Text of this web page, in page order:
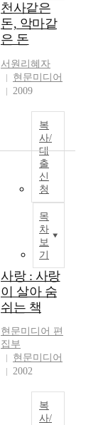
천사같은
돈, 악마같
은 돈
서원리혜자
현문미디어
2009
복
사/
대
출
신
청
목
차
보
기
사랑 : 사랑
이 살아 숨
쉬는 책
현문미디어 편
집부
현문미디어
2002
복
사/